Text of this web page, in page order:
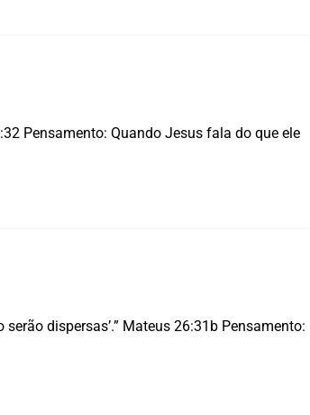
Pensamento: Quando Jesus fala do que ele
dispersas’.” Mateus 26:31b Pensamento: